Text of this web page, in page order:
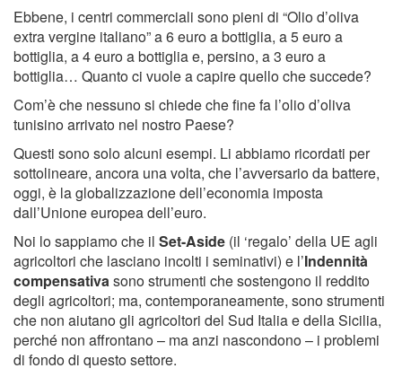
Ebbene, i centri commerciali sono pieni di “Olio d’oliva
extra vergine italiano” a 6 euro a bottiglia, a 5 euro a
bottiglia, a 4 euro a bottiglia e, persino, a 3 euro a
bottiglia… Quanto ci vuole a capire quello che succede?
Com’è che nessuno si chiede che fine fa l’olio d’oliva
tunisino arrivato nel nostro Paese?
Questi sono solo alcuni esempi. Li abbiamo ricordati per
sottolineare, ancora una volta, che l’avversario da battere,
oggi, è la globalizzazione dell’economia imposta
dall’Unione europea dell’euro.
Noi lo sappiamo che il Set-Aside (il ‘regalo’ della UE agli
agricoltori che lasciano incolti i seminativi) e l’Indennità
compensativasono strumenti che sostengono il reddito
degli agricoltori; ma, contemporaneamente, sono strumenti
che non aiutano gli agricoltori del Sud Italia e della Sicilia,
perché non affrontano – ma anzi nascondono – i problemi
di fondo di questo settore.